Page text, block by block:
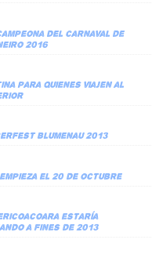
del carnaval de
2016
para quienes viajen al
Blumenau 2013
el 20 de octubre
estaría
a fines de 2013